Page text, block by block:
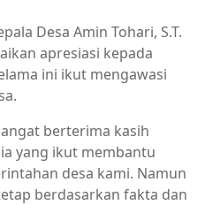
Desa Amin Tohari, S.T.
apresiasi kepada
ini ikut mengawasi
berterima kasih
yang ikut membantu
desa kami. Namun
berdasarkan fakta dan